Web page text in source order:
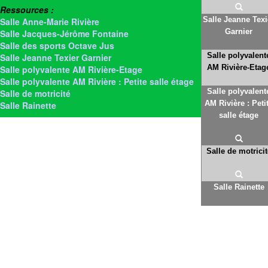
Ressources :
Salle Anne-Marie Rivière
Salle Jacques-Jérôme Fontaine
Salle des sports Octave Jus
Salle Jeanne Texier Garnier
Salle polyvalente AM Rivière-Etage
Salle polyvalente AM Rivière : Petite salle étage
Salle de motricité
Salle Rainette
Salle Jeanne
Garnier
Salle
AM Rivière-
Salle
AM Rivière :
salle étage
Salle de
Salle Rainette